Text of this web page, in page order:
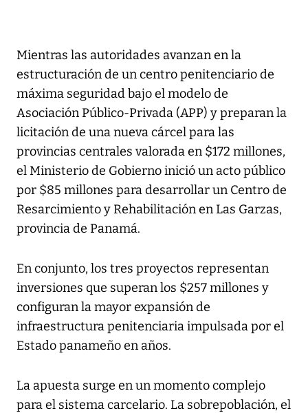
Mientras las autoridades avanzan en la
estructuración de un centro penitenciario de
máxima seguridad bajo el modelo de
Asociación Público-Privada (APP) y preparan la
licitación de una nueva cárcel para las
provincias centrales valorada en $172 millones,
el Ministerio de Gobierno inició un acto público
por $85 millones para desarrollar un Centro de
Resarcimiento y Rehabilitación en Las Garzas,
provincia de Panamá.
En conjunto, los tres proyectos representan
inversiones que superan los $257 millones y
configuran la mayor expansión de
infraestructura penitenciaria impulsada por el
Estado panameño en años.
La apuesta surge en un momento complejo
para el sistema carcelario. La sobrepoblación, el